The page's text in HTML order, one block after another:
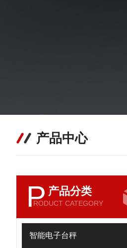
产品中心
P 产品分类
RODUCT CATEGORY
智能电子台秤